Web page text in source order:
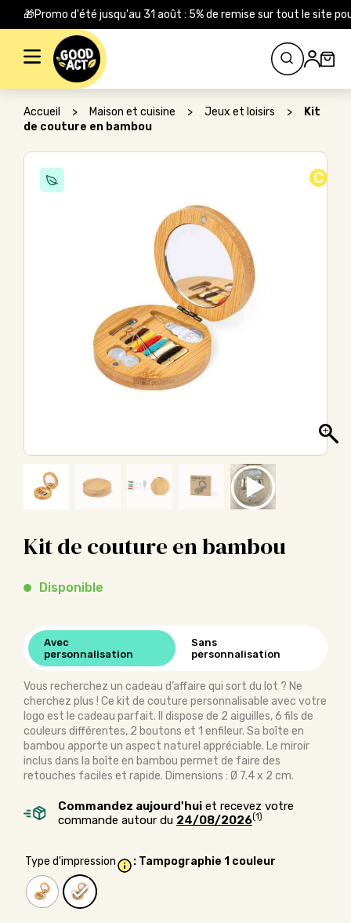
🎁Promo d'été jusqu'au 31 août : 5% de remise sur tout le site
Rechercher :
Accueil > Maison et cuisine > Jeux et loisirs >
Kit
de couture en bambou
C
Kit de couture en bambou
Disponible
Avec
personnalisation
Sans
personnalisation
Vous recherchez un cadeau d’affaire qui sort du lot ? Ne
cherchez plus ! Ce kit de couture personnalisable avec votre
logo est le cadeau parfait. Il dispose de 2 aiguilles, 6 fils de
couleurs différentes, 2 boutons et 1 enfileur. Sa boîte en
bambou apporte un aspect naturel appréciable. Le miroir
inclus dans la boîte en bambou permet de faire des
retouches faciles et rapide. Dimensions : Ø 7.4 x 2 cm.
Commandez aujourd'hui et recevez votre
commande autour du 24/08/2026(1)
Type d'impression : Tampographie 1 couleur